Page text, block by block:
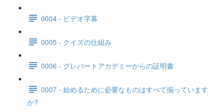
0004 - ビデオ字幕
0005 - クイズの仕組み
0006 - グレバートアカデミーからの証明書
0007 - 始めるために必要なものはすべて揃っています
か?